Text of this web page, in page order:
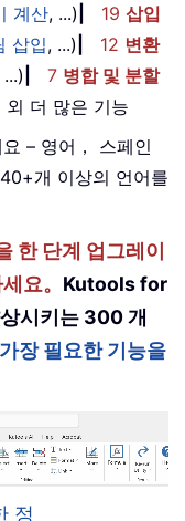
계산, ...) 19 삽입
삽입, ...) 12 변환
...) 7 병합 및 분할
외 더 많은 기능
– 영어， 스페인
개 이상의 언어를
한 단계 업그레이
요。 Kutools for
시키는 300 개
가장 필요한 기능을
정